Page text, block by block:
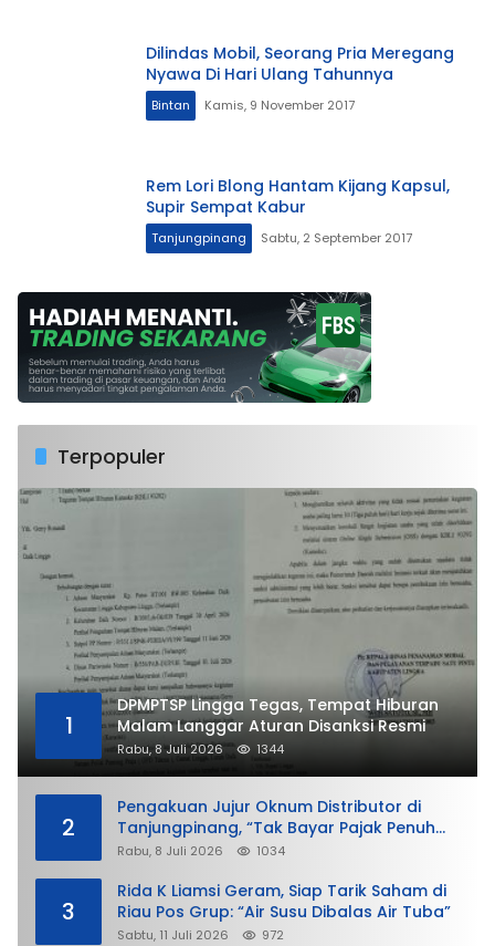
Dilindas Mobil, Seorang Pria Meregang
Nyawa Di Hari Ulang Tahunnya
Bintan Kamis, 9 November 2017
Rem Lori Blong Hantam Kijang Kapsul,
Supir Sempat Kabur
Tanjungpinang Sabtu, 2 September 2017
Terpopuler
1
DPMPTSP Lingga Tegas, Tempat Hiburan
Malam Langgar Aturan Disanksi Resmi
Rabu, 8 Juli 2026 1344
2
Pengakuan Jujur Oknum Distributor di
Tanjungpinang, “Tak Bayar Pajak Penuh
demi Untung”
Rabu, 8 Juli 2026 1034
3
Rida K Liamsi Geram, Siap Tarik Saham di
Riau Pos Grup: “Air Susu Dibalas Air Tuba”
Sabtu, 11 Juli 2026 972